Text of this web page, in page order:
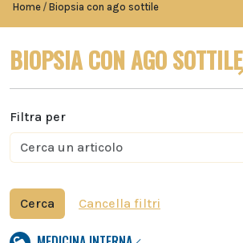
Home Biopsia con ago sottile
BIOPSIA CON AGO SOTTILE
Filtra per
Cerca Cancella filtri